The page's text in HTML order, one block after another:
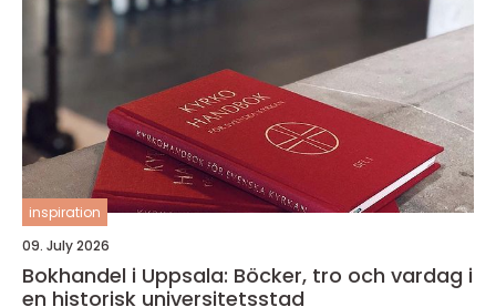
inspiration
09. July 2026
Bokhandel i Uppsala: Böcker, tro och vardag i
en historisk universitetsstad